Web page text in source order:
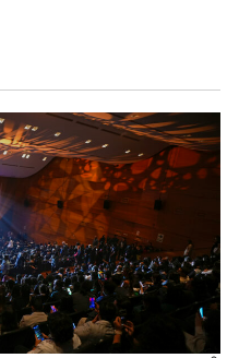
disciplinarias, este proceso